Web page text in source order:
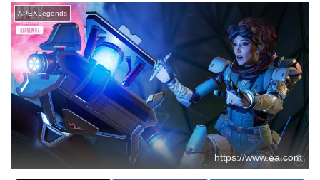
APEXLegends
https://www.ea.com